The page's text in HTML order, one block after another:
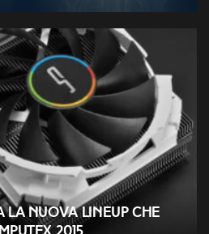
la nuova lineup che